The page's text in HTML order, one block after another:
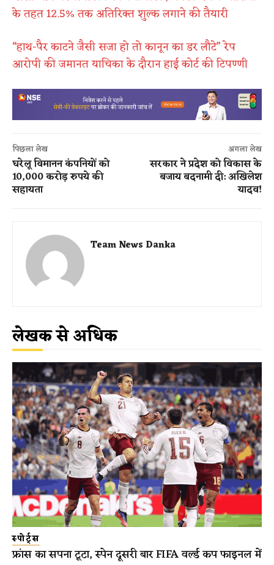
के तहत 12.5% तक अतिरिक्त शुल्क लगाने की तैयारी
“हाथ-पैर काटने जैसी सजा हो तो कानून का डर लौटे” रेप
आरोपी की जमानत याचिका के दौरान हाई कोर्ट की टिपण्णी
पिछला लेख
घरेलू विमानन कंपनियों को
10,000 करोड़ रुपये की
सहायता
अगला लेख
सरकार ने प्रदेश को विकास के
बजाय बदनामी दी: अखिलेश
यादव!
Team News Danka
लेखक से अधिक
स्पोर्ट्स
फ्रांस का सपना टूटा, स्पेन दूसरी बार FIFA वर्ल्ड कप फाइनल में